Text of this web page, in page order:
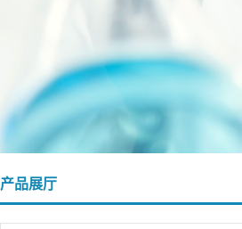
产品展厅